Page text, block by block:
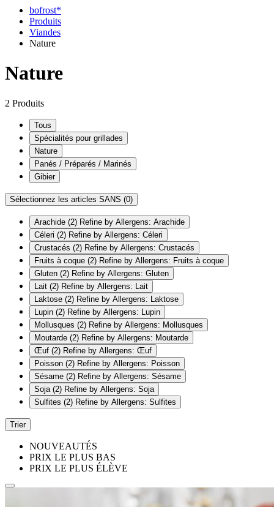
bofrost*
Produits
Viandes
Nature
Nature
2 Produits
Tous
Spécialités pour grillades
Nature
Panés / Préparés / Marinés
Gibier
Sélectionnez les articles SANS (0)
Arachide (2) Refine by Allergens: Arachide
Céleri (2) Refine by Allergens: Céleri
Crustacés (2) Refine by Allergens: Crustacés
Fruits à coque (2) Refine by Allergens: Fruits à coque
Gluten (2) Refine by Allergens: Gluten
Lait (2) Refine by Allergens: Lait
Laktose (2) Refine by Allergens: Laktose
Lupin (2) Refine by Allergens: Lupin
Mollusques (2) Refine by Allergens: Mollusques
Moutarde (2) Refine by Allergens: Moutarde
Œuf (2) Refine by Allergens: Œuf
Poisson (2) Refine by Allergens: Poisson
Sésame (2) Refine by Allergens: Sésame
Soja (2) Refine by Allergens: Soja
Sulfites (2) Refine by Allergens: Sulfites
Trier
NOUVEAUTÉS
PRIX LE PLUS BAS
PRIX LE PLUS ÉLÈVE